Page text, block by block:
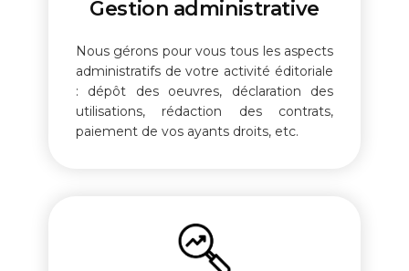
Gestion administrative
Nous gérons pour vous tous les aspects
administratifs de votre activité éditoriale
: dépôt des oeuvres, déclaration des
utilisations, rédaction des contrats,
paiement de vos ayants droits, etc.